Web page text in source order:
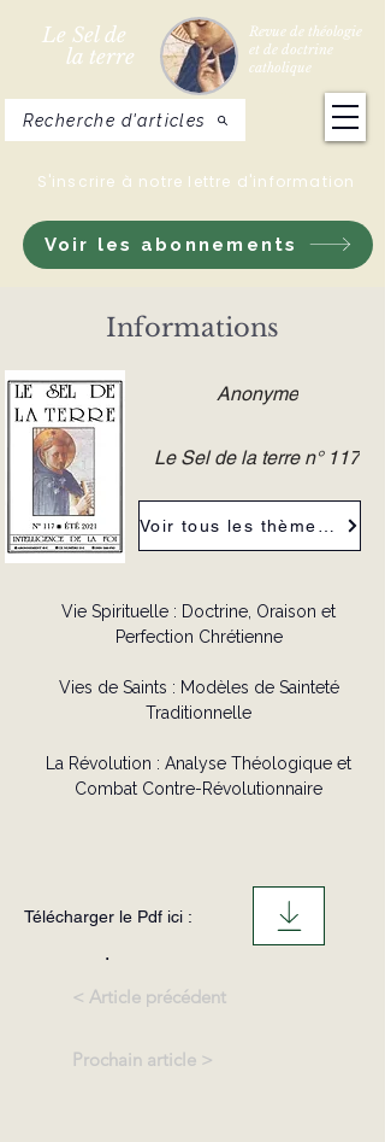
Le Sel de
la terre
Revue de théologie
et de doctrine
catholique
Voir les abonnements
S'inscrire à notre lettre d'information
Recherche d'articles
Informations
Anonyme
Le Sel de la terre n° 117
Vie Spirituelle : Doctrine, Oraison et
Perfection Chrétienne
Vies de Saints : Modèles de Sainteté
Traditionnelle
La Révolution : Analyse Théologique et
Combat Contre-Révolutionnaire
Télécharger le Pdf ici :
.
< Article précédent
Prochain article >